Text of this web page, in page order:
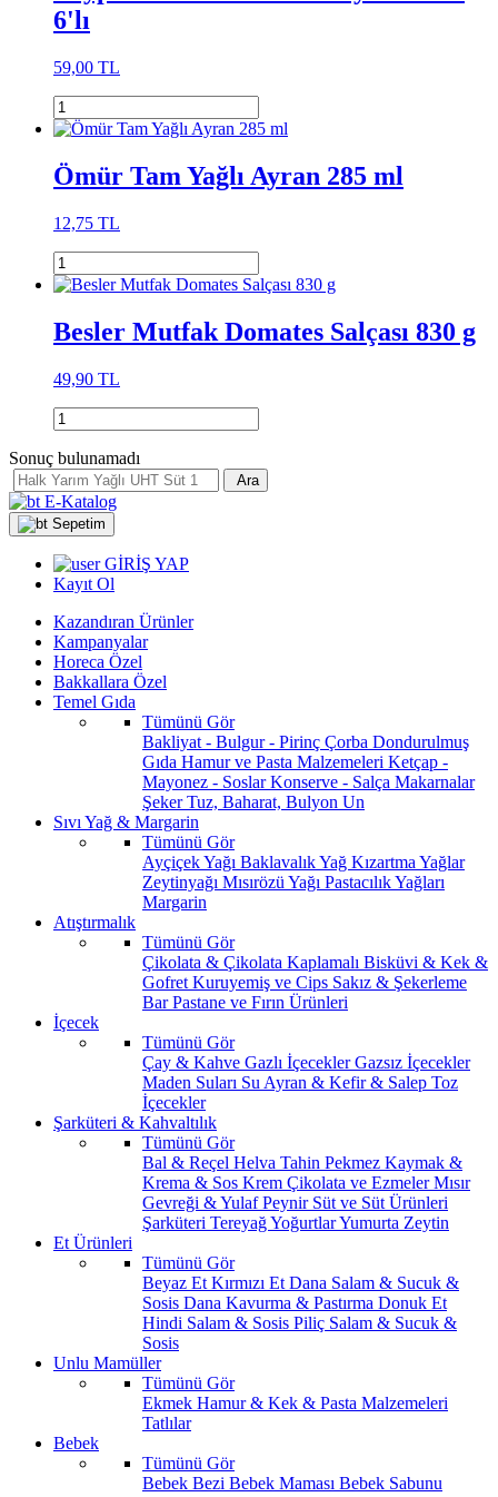
6'lı
59,00 TL
Ömür Tam Yağlı Ayran 285 ml
12,75 TL
Besler Mutfak Domates Salçası 830 g
49,90 TL
Sonuç bulunamadı
Ara
E-Katalog
Sepetim
GİRİŞ YAP
Kayıt Ol
Kazandıran Ürünler
Kampanyalar
Horeca Özel
Bakkallara Özel
Temel Gıda
Tümünü Gör
Bakliyat - Bulgur - Pirinç Çorba Dondurulmuş
Gıda Hamur ve Pasta Malzemeleri Ketçap -
Mayonez - SoslarKonserve - Salça Makarnalar
ŞekerTuz, Baharat, Bulyon Un
Sıvı Yağ & Margarin
Tümünü Gör
Ayçiçek Yağı Baklavalık Yağ Kızartma Yağlar
Zeytinyağı Mısırözü Yağı Pastacılık Yağları
Margarin
Atıştırmalık
Tümünü Gör
Çikolata & Çikolata Kaplamalı Bisküvi & Kek &
Gofret Kuruyemiş ve Cips Sakız & Şekerleme
BarPastane ve Fırın Ürünleri
İçecek
Tümünü Gör
Çay & Kahve Gazlı İçeceklerGazsız İçecekler
Maden Suları Su Ayran & Kefir & Salep Toz
İçecekler
Şarküteri & Kahvaltılık
Tümünü Gör
Bal & Reçel Helva Tahin Pekmez Kaymak &
Krema & Sos Krem Çikolata ve EzmelerMısır
Gevreği & YulafPeynir Süt ve Süt Ürünleri
Şarküteri TereyağYoğurtlarYumurta Zeytin
Et Ürünleri
Tümünü Gör
Beyaz Et Kırmızı Et Dana Salam & Sucuk &
Sosis Dana Kavurma & Pastırma Donuk Et
Hindi Salam & Sosis Piliç Salam & Sucuk &
Sosis
Unlu Mamüller
Tümünü Gör
Ekmek Hamur & Kek & Pasta Malzemeleri
Tatlılar
Bebek
Tümünü Gör
Bebek Bezi Bebek Maması Bebek Sabunu